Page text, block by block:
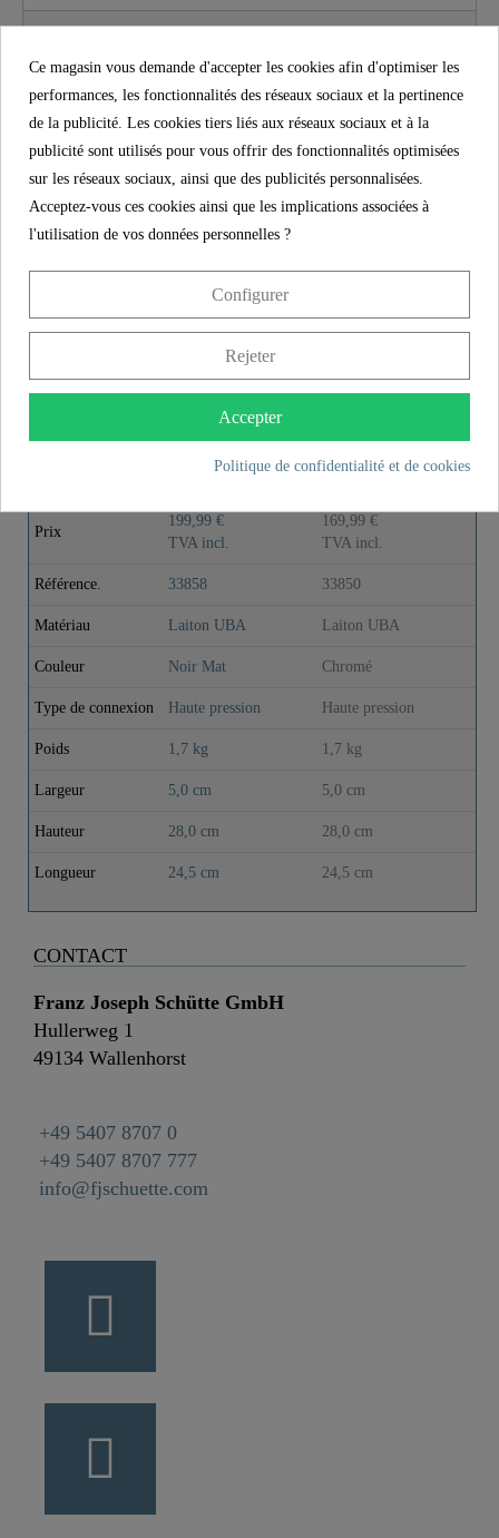
Contenu de la livraison
Instructions de montage
PLUS DE DÉTAILS
cuisine avec bec
cuisine avec bec
Prix
199,99 €
TVA incl.
169,99 €
TVA incl.
Référence. 33858 33850
Matériau Laiton UBA Laiton UBA
Couleur Noir Mat Chromé
Type de connexion Haute pression Haute pression
Poids 1,7 kg 1,7 kg
Largeur 5,0 cm 5,0 cm
Hauteur 28,0 cm 28,0 cm
Longueur 24,5 cm 24,5 cm
CONTACT
Franz Joseph Schütte GmbH
Hullerweg 1
49134 Wallenhorst
+49 5407 8707 0
+49 5407 8707 777
info@fjschuette.com
Ce magasin vous demande d'accepter les cookies afin d'optimiser les
performances, les fonctionnalités des réseaux sociaux et la pertinence
de la publicité. Les cookies tiers liés aux réseaux sociaux et à la
publicité sont utilisés pour vous offrir des fonctionnalités optimisées
sur les réseaux sociaux, ainsi que des publicités personnalisées.
Acceptez-vous ces cookies ainsi que les implications associées à
l'utilisation de vos données personnelles ?
Configurer
Rejeter
Accepter
Politique de confidentialité et de cookies